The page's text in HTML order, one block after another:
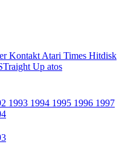
Kontakt Atari Times Hitdisk
Up atos
1993 1994 1995 1996 1997